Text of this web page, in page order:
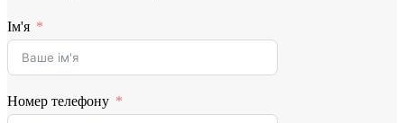
Ім'я
Номер телефону